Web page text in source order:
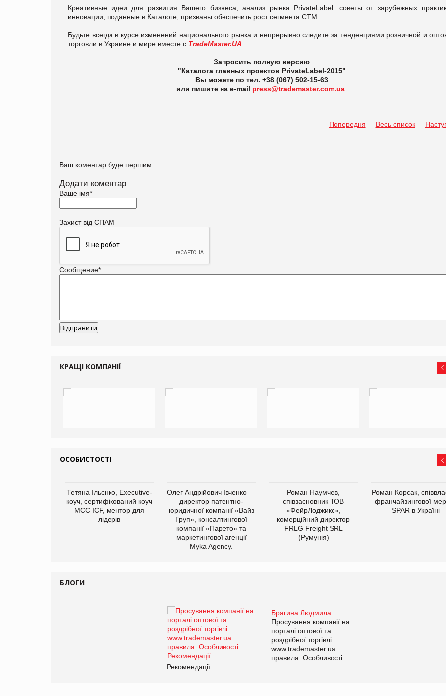
Креативные идеи для развития Вашего бизнеса, анализ рынка PrivateLаbel, советы от зарубежных
инновации, поданные в Каталоге, призваны обеспечить рост сегмента СТМ.
Будьте всегда в курсе изменений национального рынка и непрерывно следите за тенденциями розничной и
торговли в Украине и мире вместе с TradeMaster.UA
Запросить полную версию
"Каталога главных проектов PrivateLabel-2015"
Вы можете по тел.+38 (067) 502-15-63
или пишите на e-mail press@trademaster.com.ua
Попередня Весь список
Ваш коментар буде першим.
Додати коментар
Ваше імя*
Захист від СПАМ
Сообщение*
КРАЩІ КОМПАНІЇ
ОСОБИСТОСТІ
Тетяна Ільєнко, Executive-
коуч, сертифікований коуч
МСС ICF, ментор для
лідерів
Олег Андрійович Івченко —
директор патентно-
юридичної компанії «Вайз
Груп», консалтингової
компанії «Парето» та
маркетингової агенції
Myka Agency.
Роман Наумчев,
співзасновник ТОВ
«ФейрЛоджикс»,
комерційний директор
FRLG Freight SRL
(Румунія)
Роман Корсак,
франчайзингової
SPAR в Україні
БЛОГИ
Брагина Людмила
Просування компанії на
порталі оптової та
роздрібної торгівлі
www.trademaster.ua.
правила. Особливості.
Рекомендації